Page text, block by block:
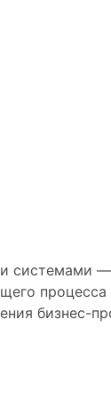
системами
бизнес-